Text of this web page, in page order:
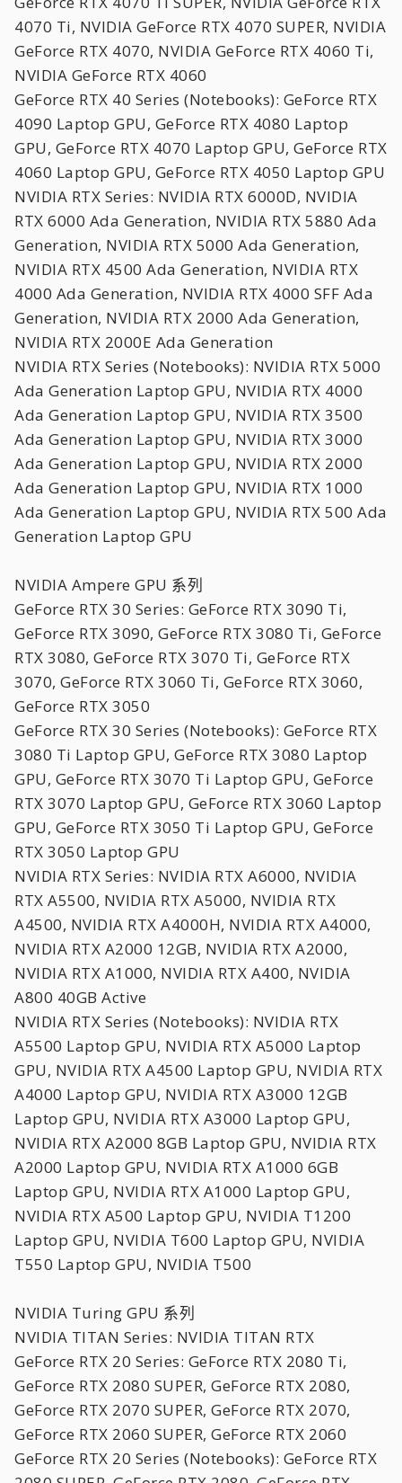
4070 Ti, NVIDIA GeForce RTX 4070 SUPER, NVIDIA
GeForce RTX 4070, NVIDIA GeForce RTX 4060 Ti,
NVIDIA GeForce RTX 4060
GeForce RTX 40 Series (Notebooks): GeForce RTX
4090 Laptop GPU, GeForce RTX 4080 Laptop
GPU, GeForce RTX 4070 Laptop GPU, GeForce RTX
4060 Laptop GPU, GeForce RTX 4050 Laptop GPU
NVIDIA RTX Series: NVIDIA RTX 6000D, NVIDIA
RTX 6000 Ada Generation, NVIDIA RTX 5880 Ada
Generation, NVIDIA RTX 5000 Ada Generation,
NVIDIA RTX 4500 Ada Generation, NVIDIA RTX
4000 Ada Generation, NVIDIA RTX 4000 SFF Ada
Generation, NVIDIA RTX 2000 Ada Generation,
NVIDIA RTX 2000E Ada Generation
NVIDIA RTX Series (Notebooks): NVIDIA RTX 5000
Ada Generation Laptop GPU, NVIDIA RTX 4000
Ada Generation Laptop GPU, NVIDIA RTX 3500
Ada Generation Laptop GPU, NVIDIA RTX 3000
Ada Generation Laptop GPU, NVIDIA RTX 2000
Ada Generation Laptop GPU, NVIDIA RTX 1000
Ada Generation Laptop GPU, NVIDIA RTX 500 Ada
Generation Laptop GPU
NVIDIA Ampere GPU 系列
GeForce RTX 30 Series: GeForce RTX 3090 Ti,
GeForce RTX 3090, GeForce RTX 3080 Ti, GeForce
RTX 3080, GeForce RTX 3070 Ti, GeForce RTX
3070, GeForce RTX 3060 Ti, GeForce RTX 3060,
GeForce RTX 3050
GeForce RTX 30 Series (Notebooks): GeForce RTX
3080 Ti Laptop GPU, GeForce RTX 3080 Laptop
GPU, GeForce RTX 3070 Ti Laptop GPU, GeForce
RTX 3070 Laptop GPU, GeForce RTX 3060 Laptop
GPU, GeForce RTX 3050 Ti Laptop GPU, GeForce
RTX 3050 Laptop GPU
NVIDIA RTX Series: NVIDIA RTX A6000, NVIDIA
RTX A5500, NVIDIA RTX A5000, NVIDIA RTX
A4500, NVIDIA RTX A4000H, NVIDIA RTX A4000,
NVIDIA RTX A2000 12GB, NVIDIA RTX A2000,
NVIDIA RTX A1000, NVIDIA RTX A400, NVIDIA
A800 40GB Active
NVIDIA RTX Series (Notebooks): NVIDIA RTX
A5500 Laptop GPU, NVIDIA RTX A5000 Laptop
GPU, NVIDIA RTX A4500 Laptop GPU, NVIDIA RTX
A4000 Laptop GPU, NVIDIA RTX A3000 12GB
Laptop GPU, NVIDIA RTX A3000 Laptop GPU,
NVIDIA RTX A2000 8GB Laptop GPU, NVIDIA RTX
A2000 Laptop GPU, NVIDIA RTX A1000 6GB
Laptop GPU, NVIDIA RTX A1000 Laptop GPU,
NVIDIA RTX A500 Laptop GPU, NVIDIA T1200
Laptop GPU, NVIDIA T600 Laptop GPU, NVIDIA
T550 Laptop GPU, NVIDIA T500
NVIDIA Turing GPU 系列
NVIDIA TITAN Series: NVIDIA TITAN RTX
GeForce RTX 20 Series: GeForce RTX 2080 Ti,
GeForce RTX 2080 SUPER, GeForce RTX 2080,
GeForce RTX 2070 SUPER, GeForce RTX 2070,
GeForce RTX 2060 SUPER, GeForce RTX 2060
GeForce RTX 20 Series (Notebooks): GeForce RTX